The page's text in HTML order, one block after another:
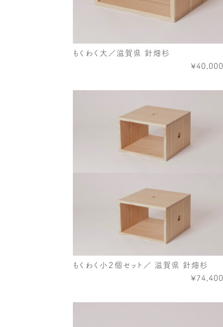
もくわく大／滋賀県 針畑杉
¥40,000
もくわく小２個セット／ 滋賀県 針畑杉
¥74,400